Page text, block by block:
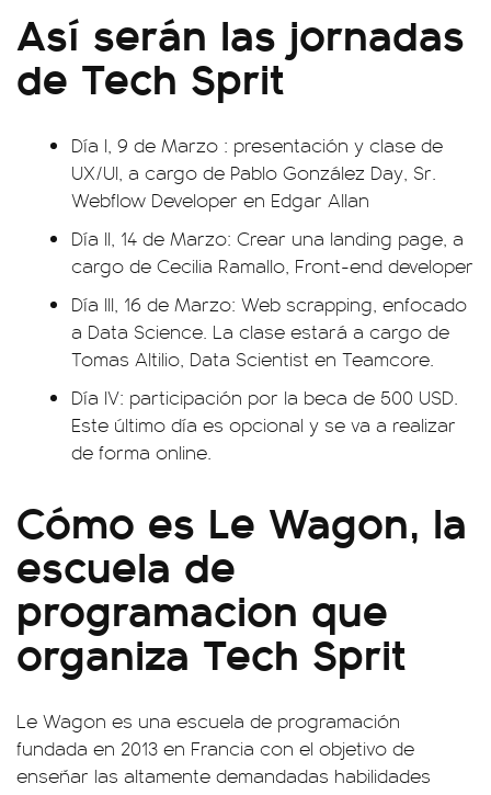
Así serán las jornadas
de Tech Sprit
Día I, 9 de Marzo : presentación y clase de
UX/UI, a cargo de Pablo González Day, Sr.
Webflow Developer en Edgar Allan
Día II, 14 de Marzo: Crear una landing page, a
cargo de Cecilia Ramallo, Front-end developer
Día III, 16 de Marzo: Web scrapping, enfocado
a Data Science. La clase estará a cargo de
Tomas Altilio, Data Scientist en Teamcore.
Día IV: participación por la beca de 500 USD.
Este último día es opcional y se va a realizar
de forma online.
Cómo es Le Wagon, la
escuela de
programacion que
organiza Tech Sprit
Le Wagon es una escuela de programación
fundada en 2013 en Francia con el objetivo de
enseñar las altamente demandadas habilidades